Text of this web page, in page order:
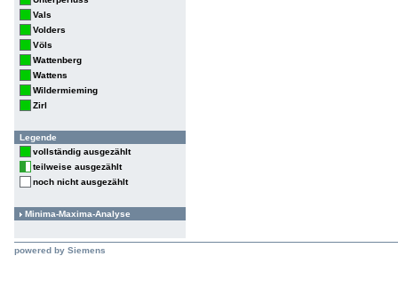
Vals
Volders
Völs
Wattenberg
Wattens
Wildermieming
Zirl
Legende
vollständig ausgezählt
teilweise ausgezählt
noch nicht ausgezählt
Minima-Maxima-Analyse
powered by Siemens